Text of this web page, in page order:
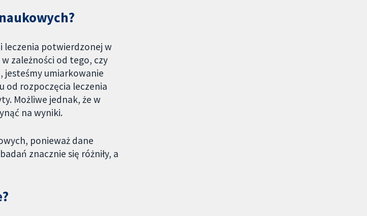
leczenia potwierdzonej w
zależności od tego, czy
jesteśmy umiarkowanie
od rozpoczęcia leczenia
Możliwe jednak, że w
na wyniki.
ponieważ dane
znacznie się różniły, a